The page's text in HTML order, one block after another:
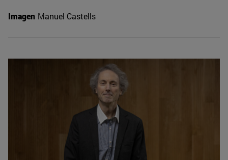
Imagen Manuel Castells